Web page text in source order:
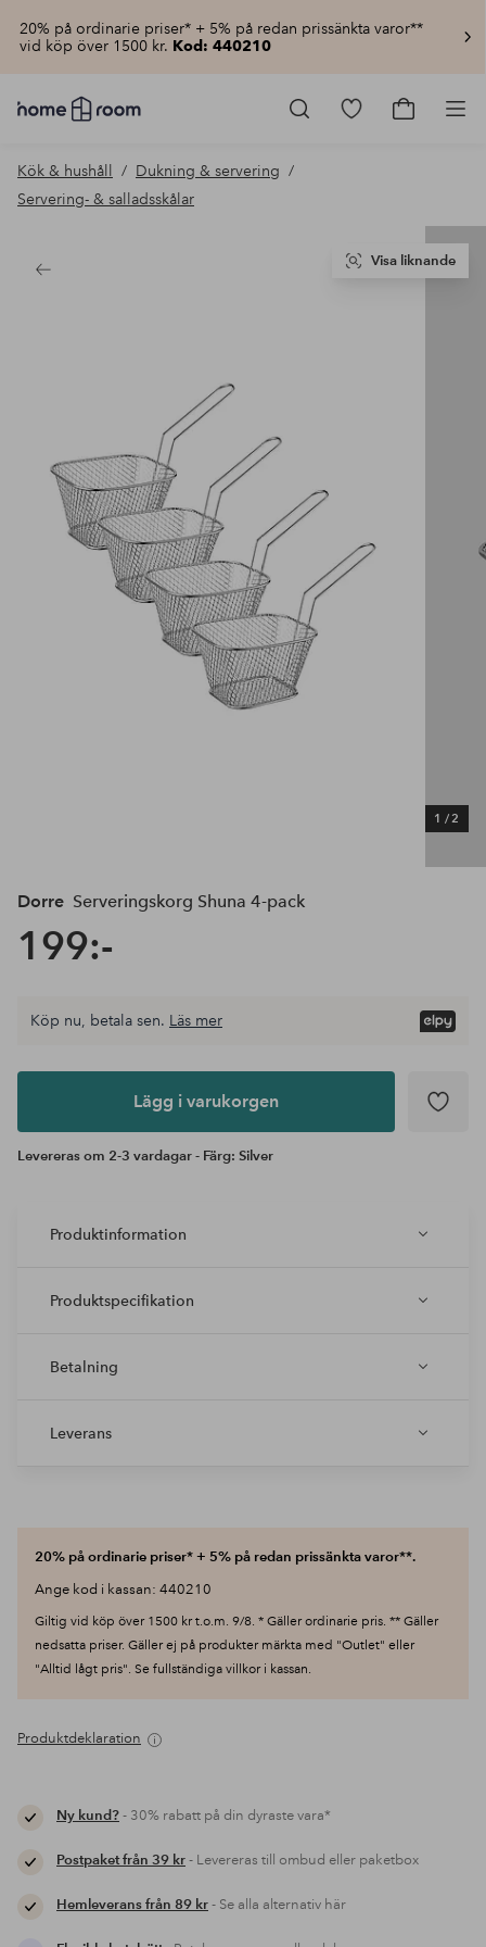
20% på ordinarie priser* + 5% på redan prissänkta varor**
vid köp över 1500 kr. Kod: 440210
Homeroom
–
hemmet
till
Gå
Gå
Kök & hushåll
Dukning & servering
Servering- & salladsskålar
Tillbaka
1 /2
Visa liknande
Dorre Serveringskorg Shuna 4-pack
199:-
Lägg i
Köp nu, betala sen. Läs mer
Lägg i varukorgen
Levereras om 2-3 vardagar - Färg: Silver
Produktinformation
Produktspecifikation
Betalning
Leverans
20% på ordinarie priser* + 5% på redan prissänkta varor**.
Ange kod i kassan: 440210
Giltig vid köp över 1500 kr t.o.m. 9/8. * Gäller ordinarie pris. ** Gäller
nedsatta priser. Gäller ej på produkter märkta med "Outlet" eller
"Alltid lågt pris". Se fullständiga villkor i kassan.
Produktdeklaration
Ny kund?- 30% rabatt på din dyraste vara*
Postpaket från 39 kr- Levereras till ombud eller paketbox
Hemleverans från 89 kr- Se alla alternativ här